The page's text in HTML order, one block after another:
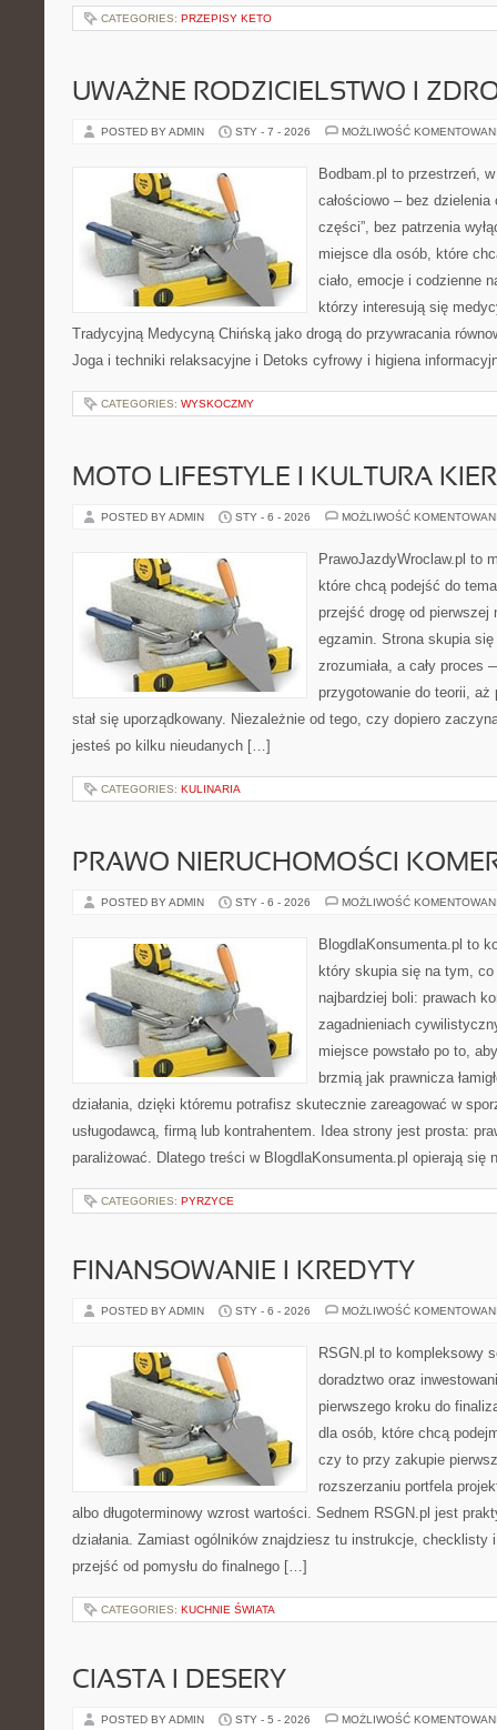
CATEGORIES: PRZEPISY KETO
UWAŻNE RODZICIELSTWO I
POSTED BY ADMIN STY - 7 - 2026 MOŻLIWOŚĆ
Bodbam.pl to przestrzeń,
całościowo – bez dzielenia
części”, bez patrzenia
miejsce dla osób, które
ciało, emocje i codzienne
którzy interesują się
Tradycyjną Medycyną Chińską jako drogą do przywracania
Joga i techniki relaksacyjne i Detoks cyfrowy i higiena
CATEGORIES: WYSKOCZMY
MOTO LIFESTYLE I KULTURA
POSTED BY ADMIN STY - 6 - 2026 MOŻLIWOŚĆ
PrawoJazdyWroclaw.pl to
które chcą podejść do
przejść drogę od
egzamin. Strona skupia
zrozumiała, a cały
przygotowanie do teorii,
stał się uporządkowany. Niezależnie od tego, czy dopiero
jesteś po kilku nieudanych […]
CATEGORIES: KULINARIA
PRAWO NIERUCHOMOŚCI
POSTED BY ADMIN STY - 6 - 2026 MOŻLIWOŚĆ
BlogdlaKonsumenta.pl to
który skupia się na tym,
najbardziej boli: prawach
zagadnieniach
miejsce powstało po to,
brzmią jak prawnicza
działania, dzięki któremu potrafisz skutecznie zareagować w
usługodawcą, firmą lub kontrahentem. Idea strony jest prosta:
paraliżować. Dlatego treści w BlogdlaKonsumenta.pl opierają się
CATEGORIES: PYRZYCE
FINANSOWANIE I KREDYTY
POSTED BY ADMIN STY - 6 - 2026 MOŻLIWOŚĆ
RSGN.pl to kompleksowy
doradztwo oraz
pierwszego kroku do
dla osób, które chcą
czy to przy zakupie
rozszerzaniu portfela
albo długoterminowy wzrost wartości. Sednem RSGN.pl jest
działania. Zamiast ogólników znajdziesz tu instrukcje, checklisty
przejść od pomysłu do finalnego […]
CATEGORIES: KUCHNIE ŚWIATA
CIASTA I DESERY
POSTED BY ADMIN STY - 5 - 2026 MOŻLIWOŚĆ